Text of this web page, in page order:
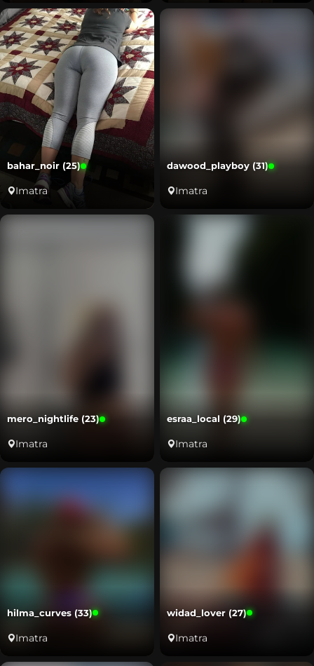
bahar_noir (25)
Imatra
dawood_playboy (31)
Imatra
mero_nightlife (23)
Imatra
esraa_local (29)
Imatra
hilma_curves (33)
Imatra
widad_lover (27)
Imatra